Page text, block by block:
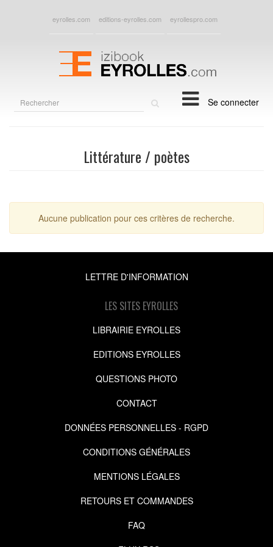
eyrolles.com editions-eyrolles.com eyrollespro.com
Se connecter
Littérature / poètes
Aucune publication pour ces critères de recherche.
LETTRE D'INFORMATION
LES SITES EYROLLES
LIBRAIRIE EYROLLES
EDITIONS EYROLLES
QUESTIONS PHOTO
CONTACT
DONNÉES PERSONNELLES - RGPD
CONDITIONS GÉNÉRALES
MENTIONS LÉGALES
RETOURS ET COMMANDES
FAQ